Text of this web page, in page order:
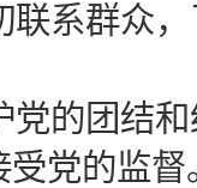
联系群众
党的团结
受党的监督